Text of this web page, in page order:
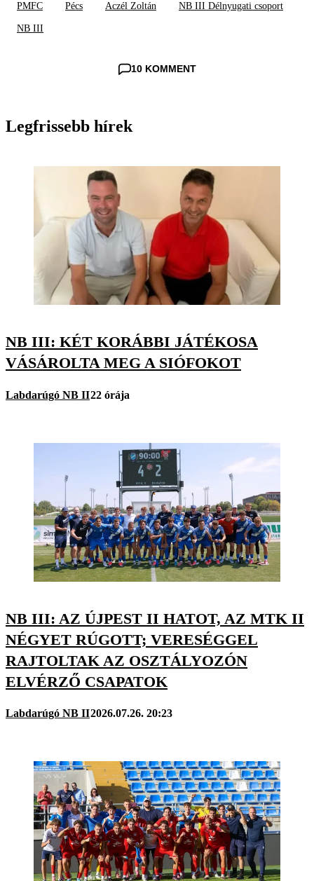
PMFC Pécs Aczél Zoltán NB III Délnyugati csoport
NB III
10 KOMMENT
Legfrissebb hírek
NB III: KÉT KORÁBBI JÁTÉKOSA
VÁSÁROLTA MEG A SIÓFOKOT
Labdarúgó NB II22 órája
NB III: AZ ÚJPEST II HATOT, AZ MTK II
NÉGYET RÚGOTT; VERESÉGGEL
RAJTOLTAK AZ OSZTÁLYOZÓN
ELVÉRZŐ CSAPATOK
Labdarúgó NB II2026.07.26. 20:23